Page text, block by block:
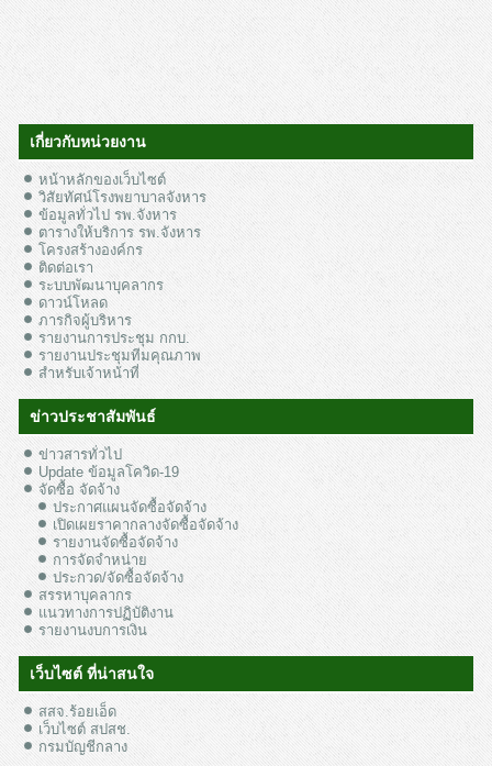
เกี่ยวกับหน่วยงาน
หน้าหลักของเว็บไซต์
วิสัยทัศน์โรงพยาบาลจังหาร
ข้อมูลทั่วไป รพ.จังหาร
ตารางให้บริการ รพ.จังหาร
โครงสร้างองค์กร
ติดต่อเรา
ระบบพัฒนาบุคลากร
ดาวน์โหลด
ภารกิจผู้บริหาร
รายงานการประชุม กกบ.
รายงานประชุมทีมคุณภาพ
สำหรับเจ้าหน้าที่
ข่าวประชาสัมพันธ์
ข่าวสารทั่วไป
Update ข้อมูลโควิด-19
จัดซื้อ จัดจ้าง
ประกาศแผนจัดซื้อจัดจ้าง
เปิดเผยราคากลางจัดซื้อจัดจ้าง
รายงานจัดซื้อจัดจ้าง
การจัดจำหน่าย
ประกวด/จัดซื้อจัดจ้าง
สรรหาบุคลากร
แนวทางการปฏิบัติงาน
รายงานงบการเงิน
เว็บไซต์ ที่น่าสนใจ
สสจ.ร้อยเอ็ด
เว็บไซต์ สปสช.
กรมบัญชีกลาง